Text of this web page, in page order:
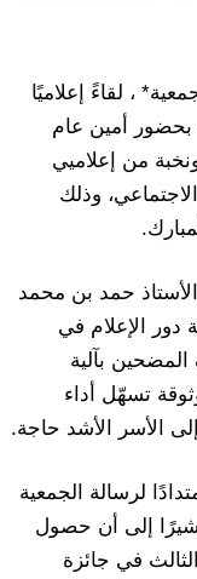
، لقاءً إعلاميًا
الأضاحي لعام 1447هـ، بحضور أمين عام
من إعلاميي
وذلك
حمد بن محمد
دور الإعلام في
بآلية
تسهّل أداء
الأسر الأشد حاجة.
لرسالة الجمعية
إلى أن حصول
في جائزة